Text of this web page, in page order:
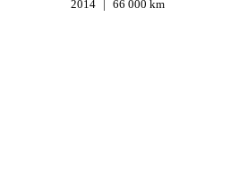
2014 66 000 km